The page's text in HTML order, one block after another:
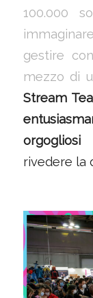
100.000
gestire
mezzo di
Stream
orgogliosi
rivedere la